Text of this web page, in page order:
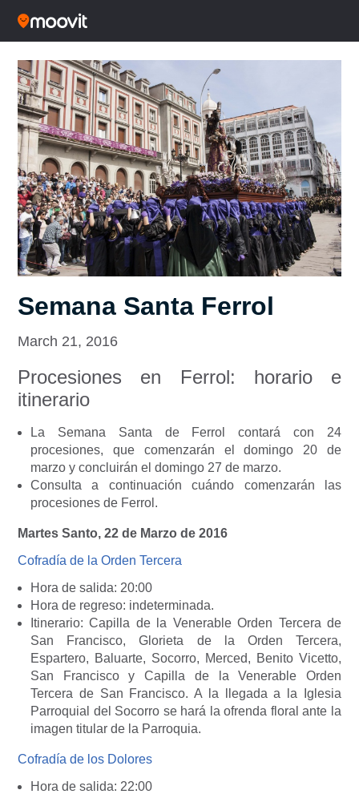
Semana Santa Ferrol
March 21, 2016
Procesiones en Ferrol: horario e
itinerario
La Semana Santa de Ferrol contará con 24
procesiones, que comenzarán el domingo 20 de
marzo y concluirán el domingo 27 de marzo.
Consulta a continuación cuándo comenzarán las
procesiones de Ferrol.
Martes Santo, 22 de Marzo de 2016
Cofradía de la Orden Tercera
Hora de salida: 20:00
Hora de regreso: indeterminada.
Itinerario: Capilla de la Venerable Orden Tercera de
San Francisco, Glorieta de la Orden Tercera,
Espartero, Baluarte, Socorro, Merced, Benito Vicetto,
San Francisco y Capilla de la Venerable Orden
Tercera de San Francisco. A la llegada a la Iglesia
Parroquial del Socorro se hará la ofrenda floral ante la
imagen titular de la Parroquia.
Cofradía de los Dolores
Hora de salida: 22:00